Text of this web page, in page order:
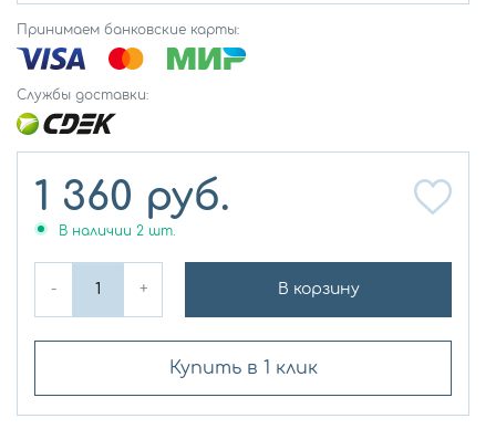
Принимаем банковские карты:
Службы доставки:
1 360 руб.
В наличии 2 шт.
- + В корзину
Купить в 1 клик